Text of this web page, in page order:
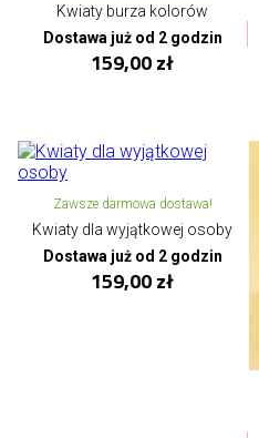
Kwiaty burza kolorów
Dostawa już od 2 godzin
159,00 zł
Zawsze darmowa dostawa!
Kwiaty dla wyjątkowej osoby
Dostawa już od 2 godzin
159,00 zł